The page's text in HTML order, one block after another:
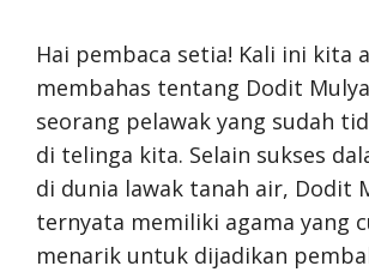
Hai pembaca setia! Kali ini kita
membahas tentang Dodit
seorang pelawak yang sudah
di telinga kita. Selain sukses
di dunia lawak tanah air, Dodit
ternyata memiliki agama yang
menarik untuk dijadikan